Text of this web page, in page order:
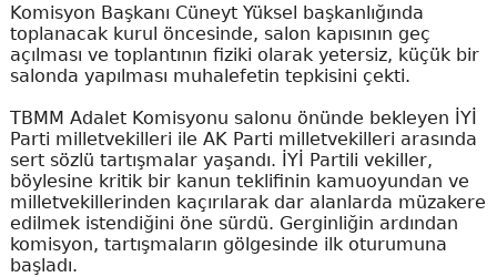
Komisyon Başkanı Cüneyt Yüksel başkanlığında
toplanacak kurul öncesinde, salon kapısının geç
açılması ve toplantının fiziki olarak yetersiz, küçük bir
salonda yapılması muhalefetin tepkisini çekti.
TBMM Adalet Komisyonu salonu önünde bekleyen İYİ
Parti milletvekilleri ile AK Parti milletvekilleri arasında
sert sözlü tartışmalar yaşandı. İYİ Partili vekiller,
böylesine kritik bir kanun teklifinin kamuoyundan ve
milletvekillerinden kaçırılarak dar alanlarda müzakere
edilmek istendiğini öne sürdü. Gerginliğin ardından
komisyon, tartışmaların gölgesinde ilk oturumuna
başladı.